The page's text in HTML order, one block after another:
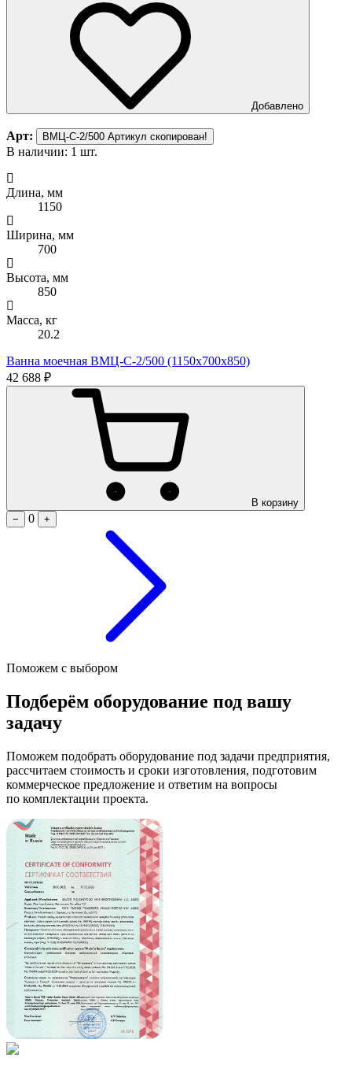
Добавлено
Арт: ВМЦ-С-2/500 Артикул скопирован!
В наличии: 1 шт.
Длина, мм
1150
Ширина, мм
700
Высота, мм
850
Масса, кг
20.2
Ванна моечная ВМЦ-С-2/500 (1150х700х850)
42 688 ₽
В корзину
−
0 +
Поможем с выбором
Подберём оборудование под вашу
задачу
Поможем подобрать оборудование под задачи предприятия,
рассчитаем стоимость и сроки изготовления, подготовим
коммерческое предложение и ответим на вопросы
по комплектации проекта.